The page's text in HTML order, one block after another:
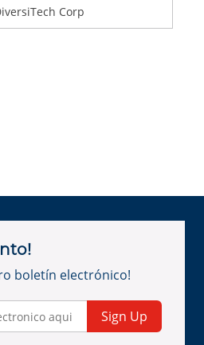
Corp
boletín electrónico!
Sign Up